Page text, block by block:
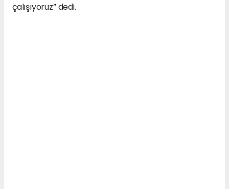
çalışıyoruz” dedi.